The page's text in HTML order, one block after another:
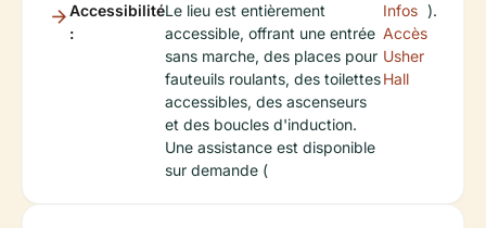
Accessibilité
:
Le lieu est entièrement
accessible, offrant une entrée
sans marche, des places pour
fauteuils roulants, des toilettes
accessibles, des ascenseurs
et des boucles d'induction.
Une assistance est disponible
sur demande (
Infos
Accès
Usher
Hall
).